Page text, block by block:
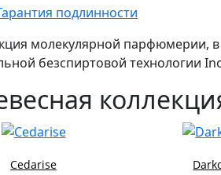
подлинности
молекулярной парфюмерии,
безспиртовой технологии
Cedarise